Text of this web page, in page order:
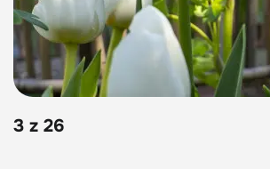
3 z 26